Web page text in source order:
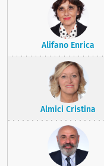
Alifano Enrica
Almici Cristina